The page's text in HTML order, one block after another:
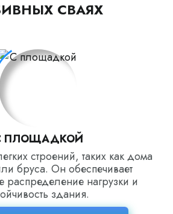
СВАЯХ
ПЛОЩАДКОЙ
строений, таких как дома
бруса. Он обеспечивает
распределение нагрузки и
здания.